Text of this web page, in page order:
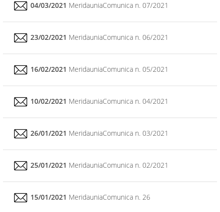
04/03/2021 MeridauniaComunica n. 07/2021
23/02/2021 MeridauniaComunica n. 06/2021
16/02/2021 MeridauniaComunica n. 05/2021
10/02/2021 MeridauniaComunica n. 04/2021
26/01/2021 MeridauniaComunica n. 03/2021
25/01/2021 MeridauniaComunica n. 02/2021
15/01/2021 MeridauniaComunica n. 26